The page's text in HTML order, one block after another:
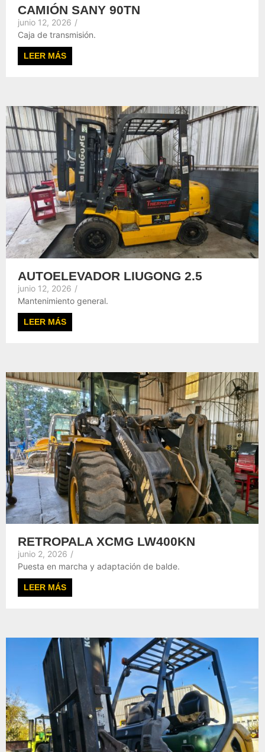
CAMIÓN SANY 90TN
junio 12, 2026 /
Caja de transmisión.
LEER MÁS
AUTOELEVADOR LIUGONG 2.5
junio 12, 2026 /
Mantenimiento general.
LEER MÁS
RETROPALA XCMG LW400KN
junio 2, 2026 /
Puesta en marcha y adaptación de balde.
LEER MÁS